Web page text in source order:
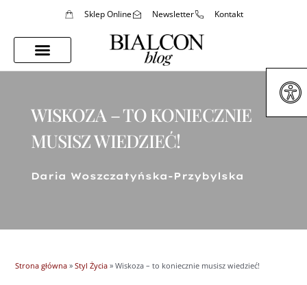
Sklep Online Newsletter Kontakt
WISKOZA – TO KONIECZNIE
MUSISZ WIEDZIEĆ!
Daria Woszczatyńska-Przybylska
Strona główna »Styl Życia »Wiskoza – to koniecznie musisz wiedzieć!